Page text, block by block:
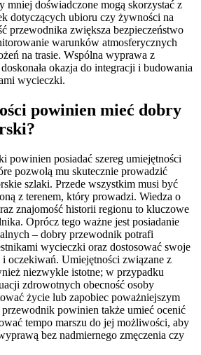
mniej doświadczone mogą skorzystać z
dotyczących ubioru czy żywności na
przewodnika zwiększa bezpieczeństwo
warunków atmosferycznych
na trasie. Wspólna wyprawa z
okazja do integracji i budowania
wycieczki.
powinien mieć dobry
powinien posiadać szereg umiejętności
pozwolą mu skutecznie prowadzić
szlaki. Przede wszystkim musi być
z terenem, który prowadzi. Wiedza o
znajomość historii regionu to kluczowe
Oprócz tego ważne jest posiadanie
– dobry przewodnik potrafi
wycieczki oraz dostosować swoje
oczekiwań. Umiejętności związane z
niezwykle istotne; w przypadku
zdrowotnych obecność osoby
życie lub zapobiec poważniejszym
powinien także umieć ocenić
tempo marszu do jej możliwości, aby
bez nadmiernego zmęczenia czy